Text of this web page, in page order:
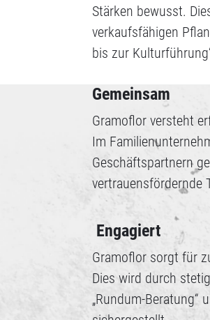
Stärken bewusst.
verkaufsfähigen
bis zur
Gemeinsam
Gramoflor versteht
Im
Geschäftspartnern
vertrauensfördernde
Engagiert
Gramoflor sorgt für
Dies wird durch
„Rundum-